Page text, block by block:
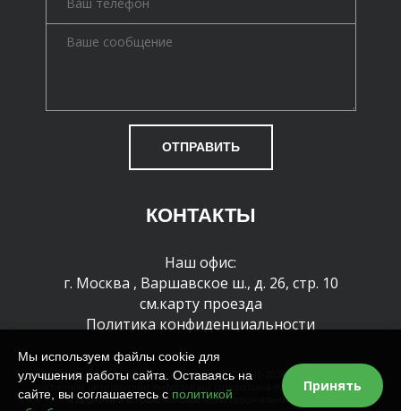
ОТПРАВИТЬ
КОНТАКТЫ
Наш офис:
г. Москва , Варшавское ш., д. 26, стр. 10
см.карту проезда
Политика конфиденциальности
Все права защищены и охраняются законом. © 1995-2026 г. При полном или
частичном цитировании информации гиперссылка на сайт обязательна
Политика в отношении обработки персональных данных
Мы используем файлы cookie для
улучшения работы сайта. Оставаясь на
сайте, вы соглашаетесь с политикой
Принять